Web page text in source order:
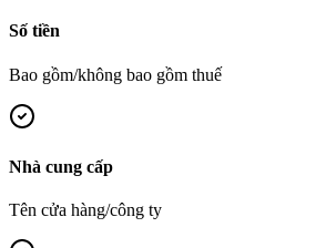
Số tiền
Bao gồm/không bao gồm thuế
Nhà cung cấp
Tên cửa hàng/công ty